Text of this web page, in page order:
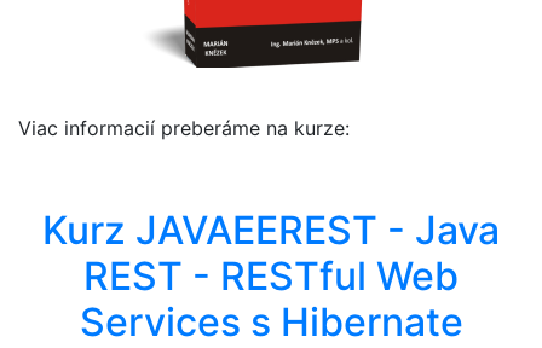
Viac informacií preberáme na kurze:
Kurz JAVAEEREST - Java
REST - RESTful Web
Services s Hibernate